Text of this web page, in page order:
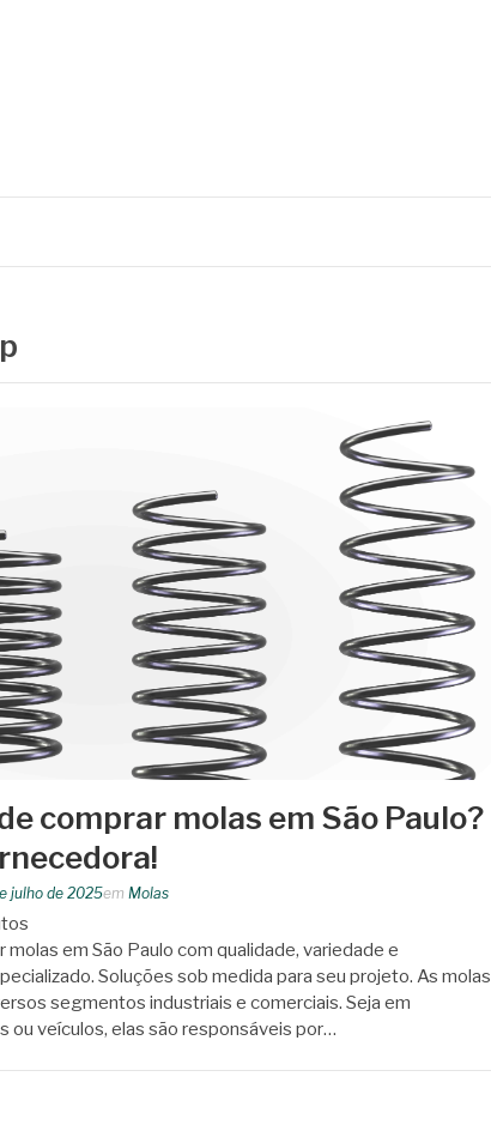
comprar molas em São Paulo?
julho de 2025em Molas
em São Paulo com qualidade, variedade e
Soluções sob medida para seu projeto. As molas
segmentos industriais e comerciais. Seja em
ou veículos, elas são responsáveis por…